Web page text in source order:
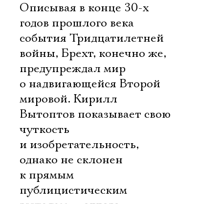
Описывая в конце 30-х
годов прошлого века
события Тридцатилетней
войны, Брехт, конечно же,
предупреждал мир
о надвигающейся Второй
мировой. Кирилл
Вытоптов показывает свою
чуткость
и изобретательность,
однако не склонен
к прямым
публицистическим